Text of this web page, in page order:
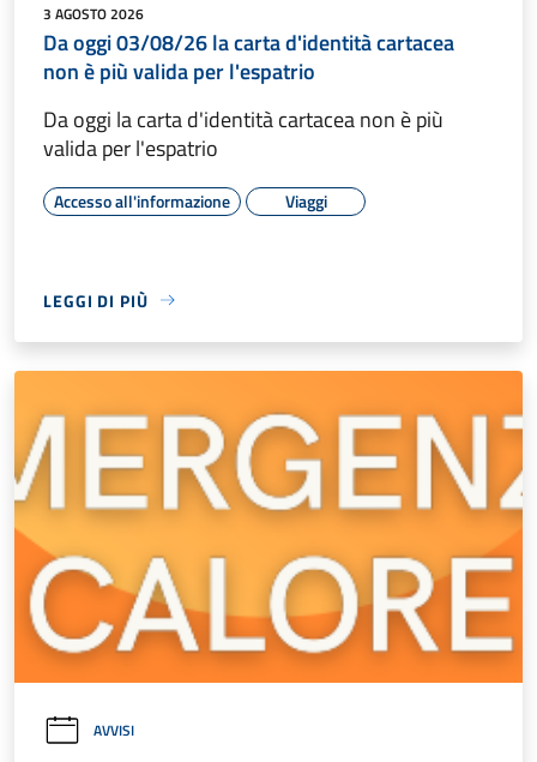
3 AGOSTO 2026
Da oggi 03/08/26 la carta d'identità cartacea
non è più valida per l'espatrio
Da oggi la carta d'identità cartacea non è più
valida per l'espatrio
Accesso all'informazione Viaggi
LEGGI DI PIÙ
AVVISI